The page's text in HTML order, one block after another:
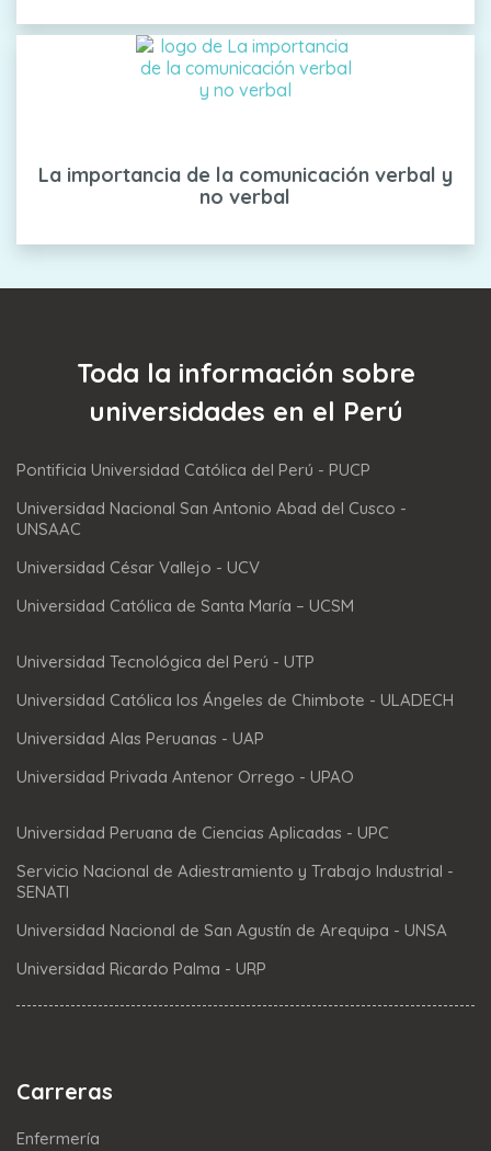
La importancia de la comunicación verbal y
no verbal
Toda la información sobre
universidades en el Perú
Pontificia Universidad Católica del Perú - PUCP
Universidad Nacional San Antonio Abad del Cusco -
UNSAAC
Universidad César Vallejo - UCV
Universidad Católica de Santa María – UCSM
Universidad Tecnológica del Perú - UTP
Universidad Católica los Ángeles de Chimbote - ULADECH
Universidad Alas Peruanas - UAP
Universidad Privada Antenor Orrego - UPAO
Universidad Peruana de Ciencias Aplicadas - UPC
Servicio Nacional de Adiestramiento y Trabajo Industrial -
SENATI
Universidad Nacional de San Agustín de Arequipa - UNSA
Universidad Ricardo Palma - URP
Carreras
Enfermería